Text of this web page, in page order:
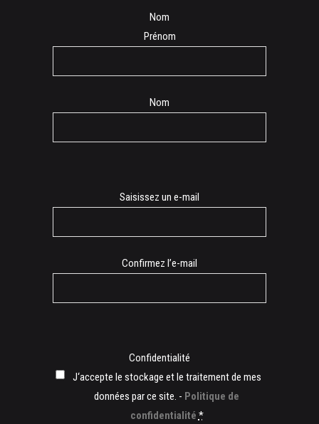
Nom
Prénom
Nom
Saisissez un e-mail
Confirmez l’e-mail
Confidentialité
J‘accepte le stockage et le traitement de mes
données par ce site. - Politique de
confidentialité *